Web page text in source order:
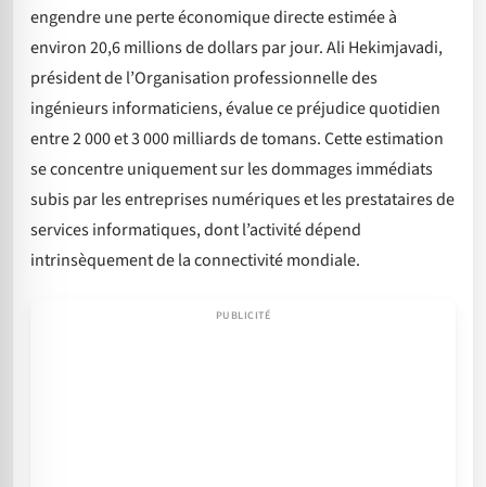
engendre une perte économique directe estimée à
environ 20,6 millions de dollars par jour. Ali Hekimjavadi,
président de l’Organisation professionnelle des
ingénieurs informaticiens, évalue ce préjudice quotidien
entre 2 000 et 3 000 milliards de tomans. Cette estimation
se concentre uniquement sur les dommages immédiats
subis par les entreprises numériques et les prestataires de
services informatiques, dont l’activité dépend
intrinsèquement de la connectivité mondiale.